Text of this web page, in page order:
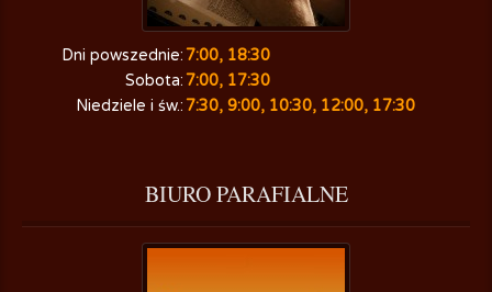
Dni powszednie:7:00, 18:30
Sobota:7:00, 17:30
Niedziele i św.:7:30, 9:00, 10:30, 12:00, 17:30
BIURO PARAFIALNE